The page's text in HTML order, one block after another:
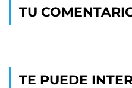
TU
TE PUEDE